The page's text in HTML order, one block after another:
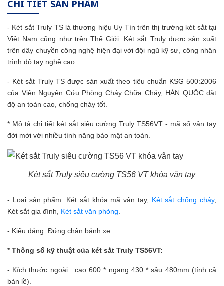
CHI TIẾT SẢN PHẨM
- Két sắt Truly TS là thương hiệu Uy Tín trên thị trường két sắt tại
Việt Nam cũng như trên Thế Giới. Két sắt Truly được sản xuất
trên dây chuyền công nghệ hiện đại với đội ngũ kỹ sư, công nhân
trình độ tay nghề cao.
- Két sắt Truly TS được sản xuất theo tiêu chuẩn KSG 500:2006
của Viện Nguyên Cứu Phòng Cháy Chữa Cháy, HÀN QUỐC đặt
độ an toàn cao, chống cháy tốt.
* Mô tả chi tiết két sắt siêu cường Truly TS56VT - mã số vân tay
đời mới với nhiều tính năng bảo mật an toàn.
Két sắt Truly siêu cường TS56 VT khóa vân tay
- Loại sản phẩm: Két sắt khóa mã vân tay, Két sắt chống cháy,
Két sắt gia đình, Két sắt văn phòng
- Kiểu dáng: Đứng chân bánh xe.
* Thông số kỹ thuật của két sắt Truly TS56VT:
- Kích thước ngoài : cao 600 * ngang 430 * sâu 480mm (tính cả
bản lề).